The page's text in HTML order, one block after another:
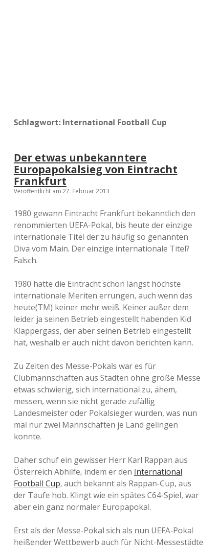
Schlagwort: International Football Cup
Der etwas unbekanntere
Europapokalsieg von Eintracht
Frankfurt
Veröffentlicht am 27. Februar 2013
1980 gewann Eintracht Frankfurt bekanntlich den
renommierten UEFA-Pokal, bis heute der einzige
internationale Titel der zu häufig so genannten
Diva vom Main. Der einzige internationale Titel?
Falsch.
1980 hatte die Eintracht schon längst höchste
internationale Meriten errungen, auch wenn das
heute(TM) keiner mehr weiß. Keiner außer dem
leider ja seinen Betrieb eingestellt habenden Kid
Klappergass, der aber seinen Betrieb eingestellt
hat, weshalb er auch nicht davon berichten kann.
Zu Zeiten des Messe-Pokals war es für
Clubmannschaften aus Städten ohne große Messe
etwas schwierig, sich international zu, ähem,
messen, wenn sie nicht gerade zufällig
Landesmeister oder Pokalsieger wurden, was nun
mal nur zwei Mannschaften je Land gelingen
konnte.
Daher schuf ein gewisser Herr Karl Rappan aus
Österreich Abhilfe, indem er den International
Football Cup, auch bekannt als Rappan-Cup, aus
der Taufe hob. Klingt wie ein spätes C64-Spiel, war
aber ein ganz normaler Europapokal.
Erst als der Messe-Pokal sich als nun UEFA-Pokal
heißender Wettbewerb auch für Nicht-Messestädte